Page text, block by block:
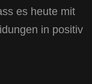
es heute mit
in positiv